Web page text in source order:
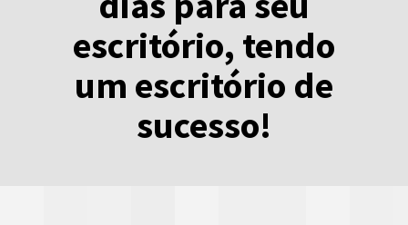
escritório, tendo
um escritório de
sucesso!